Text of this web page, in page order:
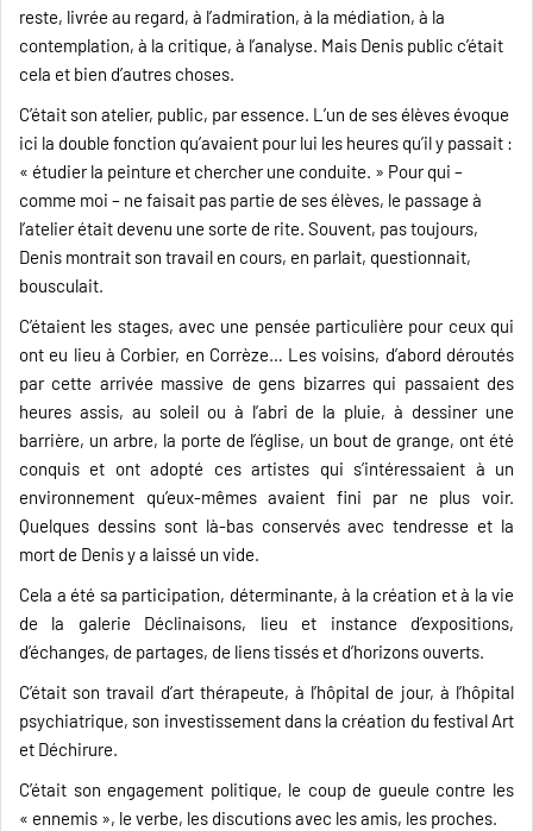
reste, livrée au regard, à l’admiration, à la médiation, à la
contemplation, à la critique, à l’analyse. Mais Denis public c’était
cela et bien d’autres choses.
C’était son atelier, public, par essence. L’un de ses élèves évoque
ici la double fonction qu’avaient pour lui les heures qu’il y passait :
« étudier la peinture et chercher une conduite. » Pour qui –
comme moi – ne faisait pas partie de ses élèves, le passage à
l’atelier était devenu une sorte de rite. Souvent, pas toujours,
Denis montrait son travail en cours, en parlait, questionnait,
bousculait.
C’étaient les stages, avec une pensée particulière pour ceux qui
ont eu lieu à Corbier, en Corrèze… Les voisins, d’abord déroutés
par cette arrivée massive de gens bizarres qui passaient des
heures assis, au soleil ou à l’abri de la pluie, à dessiner une
barrière, un arbre, la porte de l’église, un bout de grange, ont été
conquis et ont adopté ces artistes qui s’intéressaient à un
environnement qu’eux-mêmes avaient fini par ne plus voir.
Quelques dessins sont là-bas conservés avec tendresse et la
mort de Denis y a laissé un vide.
Cela a été sa participation, déterminante, à la création et à la vie
de la galerie Déclinaisons, lieu et instance d’expositions,
d’échanges, de partages, de liens tissés et d’horizons ouverts.
C’était son travail d’art thérapeute, à l’hôpital de jour, à l’hôpital
psychiatrique, son investissement dans la création du festival Art
et Déchirure.
C’était son engagement politique, le coup de gueule contre les
« ennemis », le verbe, les discutions avec les amis, les proches.